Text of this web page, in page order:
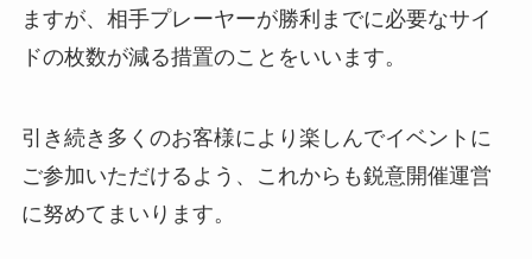
ますが、相手プレーヤーが勝利までに必要なサイ
ドの枚数が減る措置のことをいいます。
引き続き多くのお客様により楽しんでイベントに
ご参加いただけるよう、これからも鋭意開催運営
に努めてまいります。